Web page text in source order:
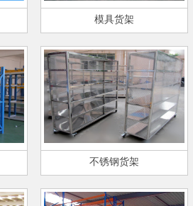
模具货架
不锈钢货架